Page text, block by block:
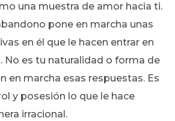
una muestra de amor hacia ti.
pone en marcha unas
en él que le hacen entrar en
No es tu naturalidad o forma de
en marcha esas respuestas. Es
y posesión lo que le hace
irracional.